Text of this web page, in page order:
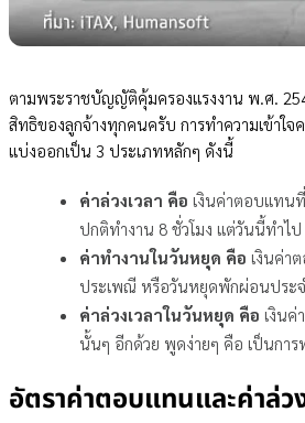
ตามพระราชบัญญัติคุ้มครองแรงงาน พ.ศ.
สิทธิของลูกจ้างทุกคนครับ การทำความเข้าใจ
แบ่งออกเป็น 3 ประเภทหลักๆ ดังนี้
ค่าล่วงเวลา คือ เงินค่าตอบแทนที่
ปกติทำงาน 8 ชั่วโมง แต่วันนี้ทำไป
ค่าทำงานในวันหยุด คือ เงินค่า
ประเพณี หรือวันหยุดพักผ่อนประ
ค่าล่วงเวลาในวันหยุด คือ เงิน
นั้นๆ อีกด้วย พูดง่ายๆ คือ เป็นกา
อัตราค่าตอบแทนและค่าล่ว